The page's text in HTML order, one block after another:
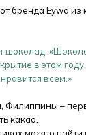
бренда Eywa из
шоколад:
в этом
всем.»
–
какао.